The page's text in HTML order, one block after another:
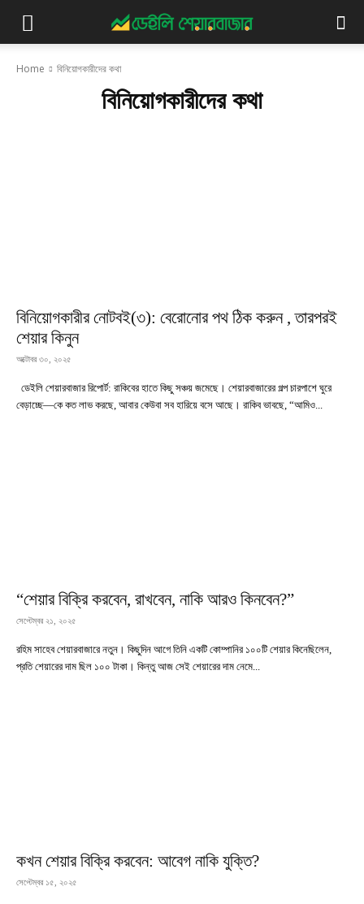
Home বিনিয়োগকারীদের কথা
বিনিয়োগকারীদের কথা
বিনিয়োগকারীর নোটবই(৩): বেরোনোর পথ ঠিক করুন , তারপরই
শেয়ার কিনুন
অক্টোবর ৩০, ২০২৫
বেড়াচ্ছে—কে কত লাভ করছে, আবার কেউবা সব হারিয়ে বসে আছে। রাকিব ভাবছে, “আমিও...
“শেয়ার বিক্রি করবেন, রাখবেন, নাকি আরও কিনবেন?”
সেপ্টেম্বর ২১, ২০২৫
রহিম সাহেব শেয়ারবাজারে নতুন। কিছুদিন আগে তিনি একটি কোম্পানির ১০০টি শেয়ার কিনেছিলেন,
প্রতি শেয়ারের দাম ছিল ১০০ টাকা। কিন্তু আজ সেই শেয়ারের দাম নেমে...
কখন শেয়ার বিক্রি করবেন: আবেগ নাকি যুক্তি?
সেপ্টেম্বর ১৫, ২০২৫